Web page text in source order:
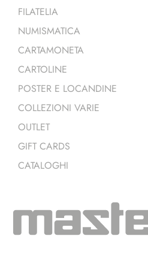
FILATELIA
NUMISMATICA
CARTAMONETA
CARTOLINE
POSTER E LOCANDINE
COLLEZIONI VARIE
OUTLET
GIFT CARDS
CATALOGHI